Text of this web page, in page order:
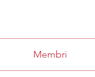
Membri